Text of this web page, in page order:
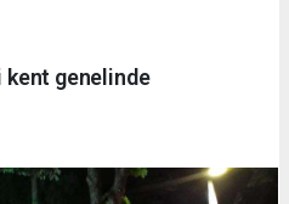
genelinde